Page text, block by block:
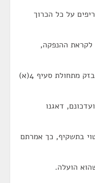
על כל הכרוך
ההנפקה,
לכן תמוהה בעיני הבקשה להוציא את בזק מתחולת סעיף 4(א)
דאגנו
בתשקיף, כך אמרתם